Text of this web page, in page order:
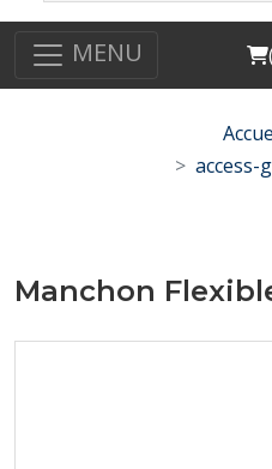
MENU (
access-
Manchon